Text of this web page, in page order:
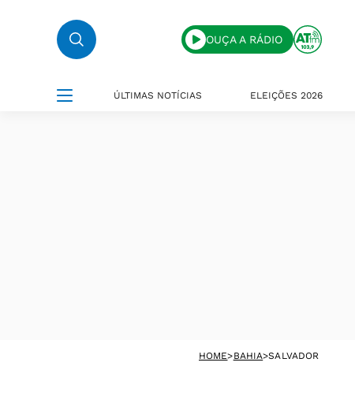
OUÇA A RÁDIO
ÚLTIMAS NOTÍCIAS ELEIÇÕES 2026
HOME>BAHIA>SALVADOR